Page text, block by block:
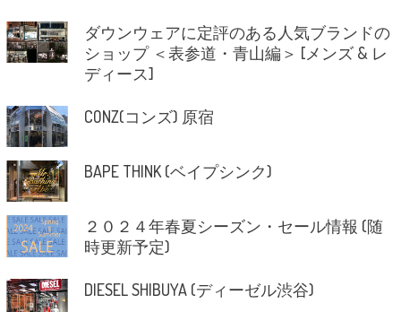
ダウンウェアに定評のある人気ブランドの
ショップ ＜表参道・青山編＞ [メンズ & レ
ディース]
CONZ(コンズ) 原宿
BAPE THINK (ベイプシンク)
２０２４年春夏シーズン・セール情報 (随
時更新予定)
DIESEL SHIBUYA (ディーゼル渋谷)